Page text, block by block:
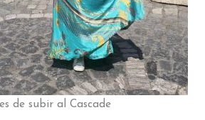
de subir al Cascade